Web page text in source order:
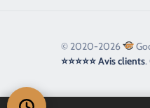
a
m
v
© 2020-2026
⭐⭐⭐⭐⭐ Avis clients.